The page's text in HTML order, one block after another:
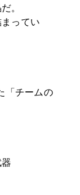
。
ってい
「チームの